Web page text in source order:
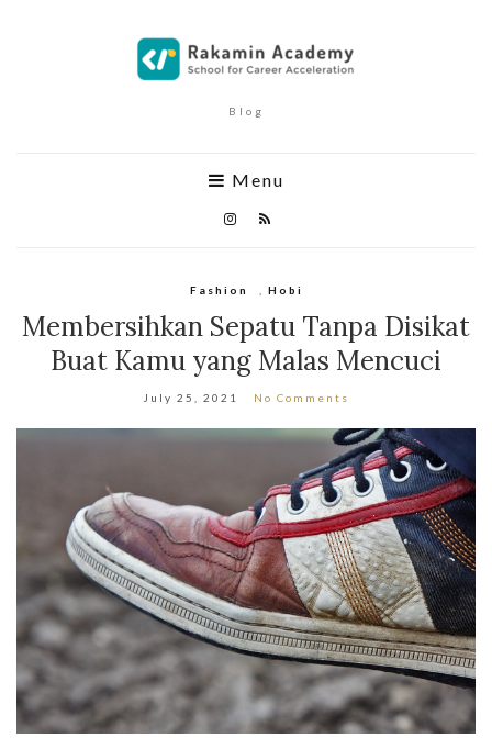
Blog
Menu
Fashion Hobi
Membersihkan Sepatu Tanpa Disikat
Buat Kamu yang Malas Mencuci
July 25, 2021 No Comments